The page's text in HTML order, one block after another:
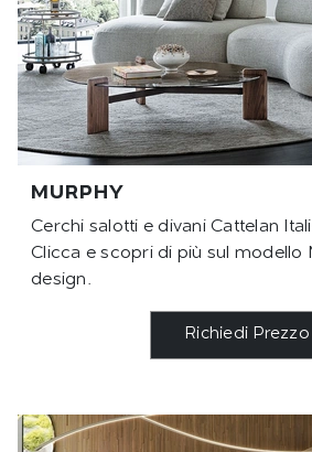
MURPHY
Cerchi salotti e divani Cattelan
Clicca e scopri di più sul modello
design.
Richiedi Prezzo